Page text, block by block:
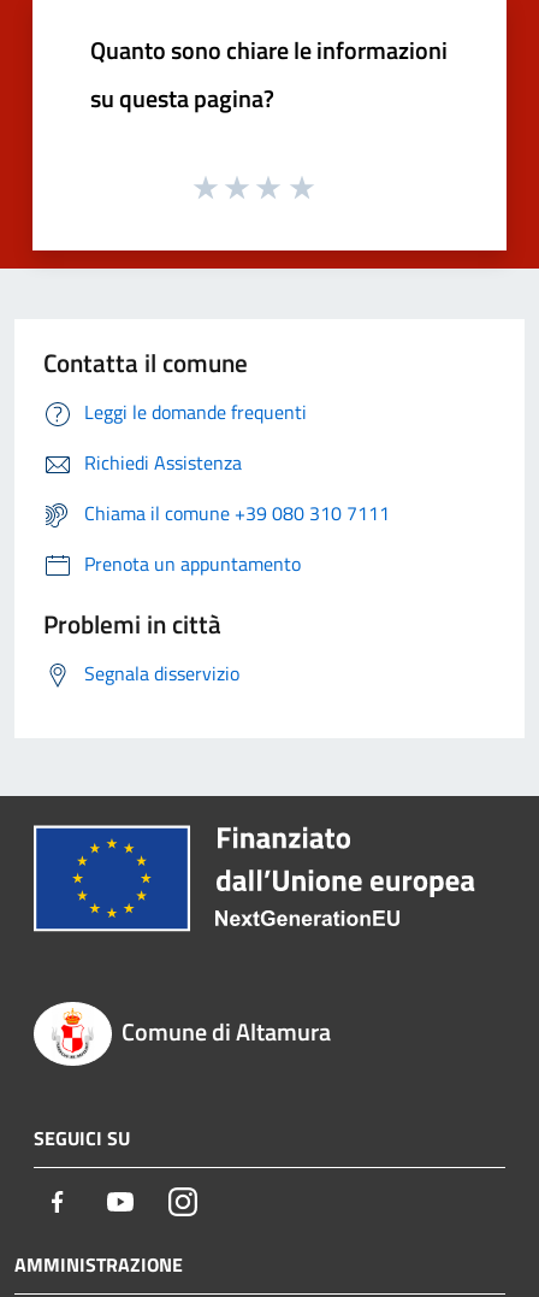
Quanto sono chiare le informazioni
su questa pagina?
Contatta il comune
Leggi le domande frequenti
Richiedi Assistenza
Chiama il comune +39 080 310 7111
Prenota un appuntamento
Problemi in città
Segnala disservizio
Comune di Altamura
SEGUICI SU
Facebook YoutubeInstagram
AMMINISTRAZIONE